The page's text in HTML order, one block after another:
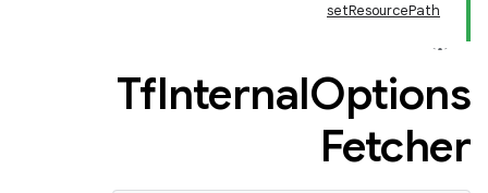
setResourcePath
TfInternalOptions
Fetcher